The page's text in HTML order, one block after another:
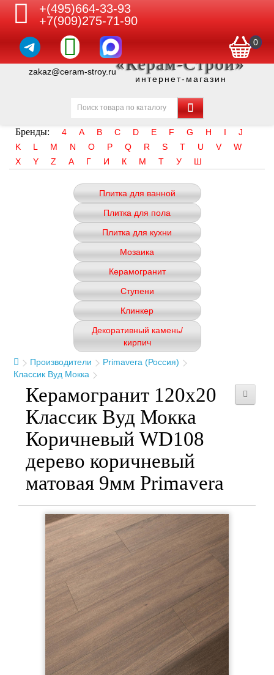
+(495)664-33-93
+7(909)275-71-90
0
zakaz@ceram-stroy.ru«Керам-Строй»
интернет-магазин
Бренды: 4 A B C D E F G H I
J
K
L M N O P Q R S T U V
W
X
Y Z А Г И К М Т У Ш
Плитка для ванной
Плитка для пола
Плитка для кухни
Мозаика
Керамогранит
Ступени
Клинкер
Декоративный камень/
кирпич
Производители
Primavera (Россия)
Классик Вуд Мокка
Керамогранит 120x20
Классик Вуд Мокка
Коричневый WD108
дерево коричневый
матовая 9мм Primavera